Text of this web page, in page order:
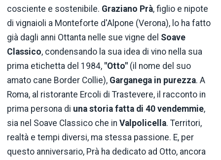
cosciente e sostenibile. Graziano Prà, figlio e nipote
di vignaioli a Monteforte d'Alpone (Verona), lo ha fatto
già dagli anni Ottanta nelle sue vigne del Soave
Classico, condensando la sua idea di vino nella sua
prima etichetta del 1984, "Otto" (il nome del suo
amato cane Border Collie), Garganega in purezza. A
Roma, al ristorante Ercoli di Trastevere, il racconto in
prima persona di una storia fatta di 40 vendemmie,
sia nel Soave Classico che in Valpolicella. Territori,
realtà e tempi diversi, ma stessa passione. E, per
questo anniversario, Prà ha dedicato ad Otto, ancora